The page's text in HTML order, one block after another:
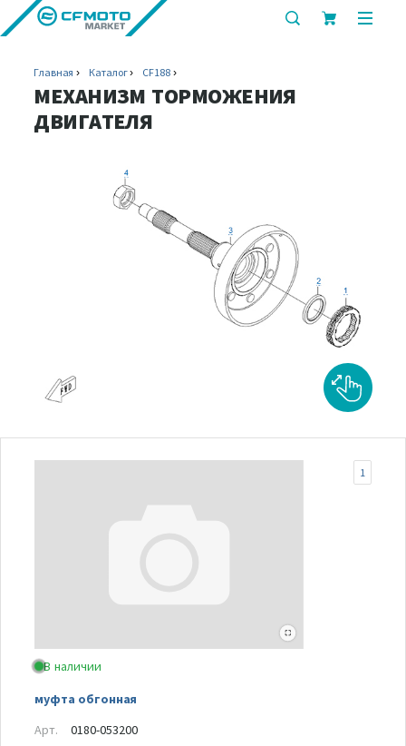
показать
Главная Каталог CF188
МЕХАНИЗМ ТОРМОЖЕНИЯ
ДВИГАТЕЛЯ
В наличии
муфта обгонная
1
Арт.
0180-053200